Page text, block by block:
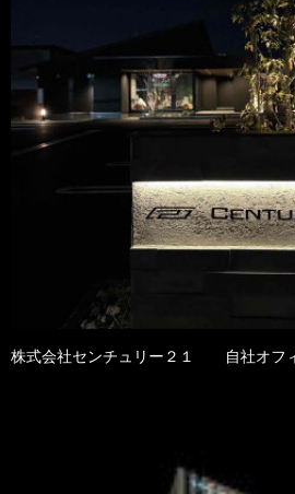
株式会社センチュリー２１ 自社オフ